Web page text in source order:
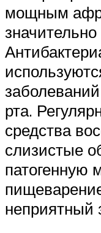
мощным
рта.
средства
слизистые
патогенную
неприятный